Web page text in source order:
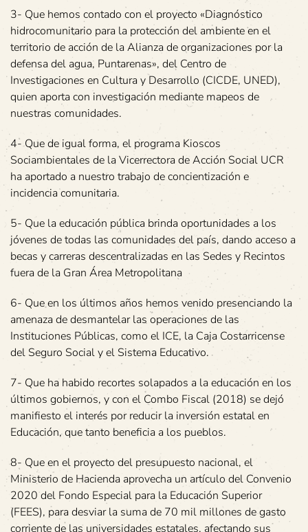
3- Que hemos contado con el proyecto «Diagnóstico
hidrocomunitario para la protección del ambiente en el
territorio de acción de la Alianza de organizaciones por la
defensa del agua, Puntarenas», del Centro de
Investigaciones en Cultura y Desarrollo (CICDE, UNED),
quien aporta con investigación mediante mapeos de
nuestras comunidades.
4- Que de igual forma, el programa Kioscos
Sociambientales de la Vicerrectora de Acción Social UCR
ha aportado a nuestro trabajo de concientización e
incidencia comunitaria.
5- Que la educación pública brinda oportunidades a los
jóvenes de todas las comunidades del país, dando acceso a
becas y carreras descentralizadas en las Sedes y Recintos
fuera de la Gran Área Metropolitana
6- Que en los últimos años hemos venido presenciando la
amenaza de desmantelar las operaciones de las
Instituciones Públicas, como el ICE, la Caja Costarricense
del Seguro Social y el Sistema Educativo.
7- Que ha habido recortes solapados a la educación en los
últimos gobiernos, y con el Combo Fiscal (2018) se dejó
manifiesto el interés por reducir la inversión estatal en
Educación, que tanto beneficia a los pueblos.
8- Que en el proyecto del presupuesto nacional, el
Ministerio de Hacienda aprovecha un artículo del Convenio
2020 del Fondo Especial para la Educación Superior
(FEES), para desviar la suma de 70 mil millones de gasto
corriente de las universidades estatales, afectando sus